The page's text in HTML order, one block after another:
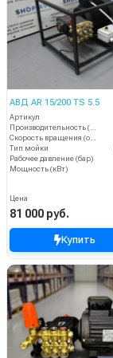
АВД AR 15/200 TS 5.5
Артикул
Производительность (л/мин)
Скорость вращения (об/мин)
Тип мойки
Рабочее давление (бар)
Мощность (кВт)
Цена
81 000 руб.
Купить